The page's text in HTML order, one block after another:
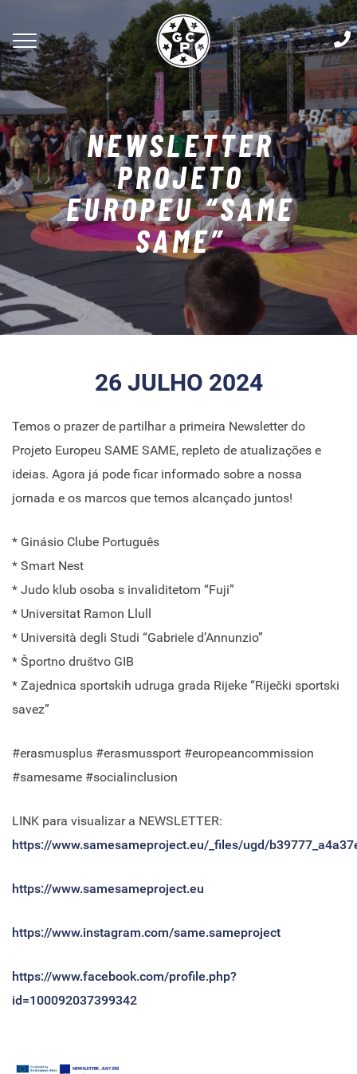
NEWSLETTER
PROJETO
EUROPEU “SAME
SAME”
26 JULHO 2024
Temos o prazer de partilhar a primeira Newsletter do
Projeto Europeu SAME SAME, repleto de atualizações e
ideias. Agora já pode ficar informado sobre a nossa
jornada e os marcos que temos alcançado juntos!
* Ginásio Clube Português
* Smart Nest
* Judo klub osoba s invaliditetom “Fuji”
* Universitat Ramon Llull
* Università degli Studi “Gabriele d’Annunzio”
* Športno društvo GIB
* Zajednica sportskih udruga grada Rijeke “Riječki sportski
savez”
#erasmusplus #erasmussport #europeancommission
#samesame #socialinclusion
LINK para visualizar a NEWSLETTER:
https://www.samesameproject.eu/_files/ugd/
https://www.samesameproject.eu
https://www.instagram.com/same.sameproject
https://www.facebook.com/profile.php?
id=100092037399342